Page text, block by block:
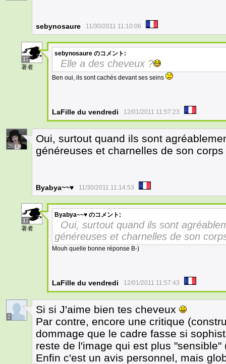
sebynosaure 11/30/2011 11:10:06
17
著者
sebynosaure のコメント:
Elle a des cheveux ?
Ben oui, ils sont cachés devant ses seins
LaFille du vendredi 12/01/2011 11:57:23
36
Oui, surtout quand ils sont
généreuses et charnelles de son corps
Byabya~~♥ 11/30/2011 11:14:53
17
著者
Byabya~~♥ のコメント:
Oui, surtout quand ils sont
généreuses et charnelles de son
Mouh quelle bonne réponse B-)
LaFille du vendredi 12/01/2011 11:57:43
2
Si si J'aime bien tes cheveux
Par contre, encore une critique
dommage que le cadre fasse si
reste de l'image qui est plus
Enfin c'est un avis personnel, mais